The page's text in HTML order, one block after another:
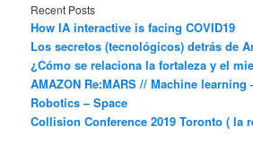
Recent Posts
How IA interactive is facing COVID19
Los secretos (tecnológicos) detrás de
¿Cómo se relaciona la fortaleza y el
AMAZON Re:MARS // Machine
Robotics – Space
Collision Conference 2019 Toronto ( la